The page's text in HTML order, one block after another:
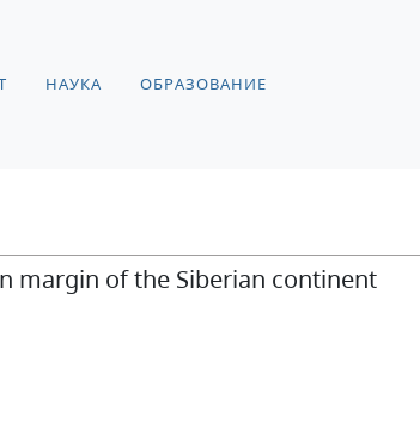
НАУКА ОБРАЗОВАНИЕ
margin of the Siberian continent